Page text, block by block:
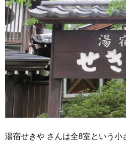
湯宿せきや さんは全8室という小